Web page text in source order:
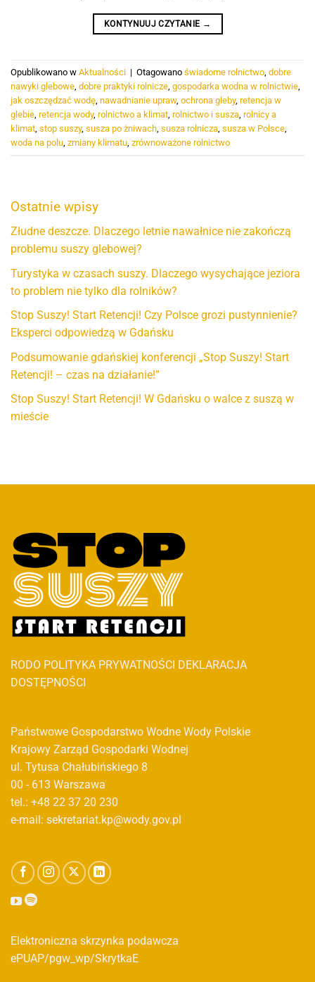
KONTYNUUJ CZYTANIE →
Opublikowano w Aktualności | Otagowano świadome rolnictwo dobre
nawyki glebowe dobre praktyki rolnicze gospodarka wodna w rolnictwie
jak oszczędzać wodę nawadnianie upraw, ochrona gleby, retencja w
glebie retencja wody, rolnictwo a klimat rolnictwo i susza rolnicy a
klimat stop suszy, susza po żniwach susza rolnicza susza w Polsce
woda na polu zmiany klimatu zrównoważone rolnictwo
Ostatnie wpisy
Złudne deszcze. Dlaczego letnie nawałnice nie zakończą
problemu suszy glebowej?
Turystyka w czasach suszy. Dlaczego wysychające jeziora
to problem nie tylko dla rolników?
Stop Suszy! Start Retencji! Czy Polsce grozi pustynnienie?
Eksperci odpowiedzą w Gdańsku
Podsumowanie gdańskiej konferencji „Stop Suszy! Start
Retencji! – czas na działanie!”
Stop Suszy! Start Retencji! W Gdańsku o walce z suszą w
mieście
RODO POLITYKA PRYWATNOŚCI DEKLARACJA
DOSTĘPNOŚCI
Państwowe Gospodarstwo Wodne Wody Polskie
Krajowy Zarząd Gospodarki Wodnej
ul. Tytusa Chałubińskiego 8
00 - 613 Warszawa
tel.: +48 22 37 20 230
e-mail: sekretariat.kp@wody.gov.pl
Elektroniczna skrzynka podawcza
ePUAP/pgw_wp/SkrytkaE